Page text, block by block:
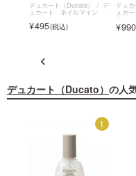
デュカート（Ducato） デ
ュカート ネイルマイン
495
デュカ
ュカ
ライマー
990
デュカート（Ducato） の人
1